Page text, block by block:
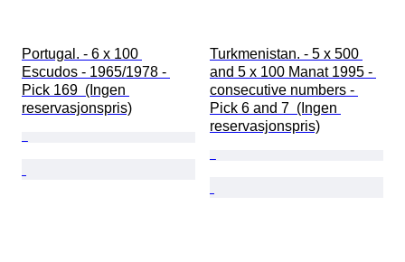
Portugal. - 6 x 100
Escudos - 1965/1978 -
Pick 169  (Ingen
reservasjonspris)
Turkmenistan. - 5 x 500
and 5 x 100 Manat 1995 -
consecutive numbers -
Pick 6 and 7  (Ingen
reservasjonspris)